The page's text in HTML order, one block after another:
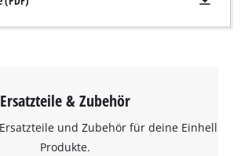
Ersatzteile & Zubehör
und Zubehör für deine Einhell
Produkte.